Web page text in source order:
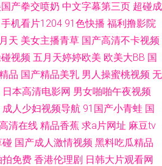
频网新网站 老司机午福利 91视频在线观看免
字幕人妻精品一区 欧美视频在线观看免费 91
黄站 九一视频在线视频 激情图区亚洲欧美日
都是精品19 91AV大香蕉在线视频 成人sss网
約啪 男人看片网站AV 91po在线观看 福利av
产拳交喷奶 中文字幕第三页 超碰成
手机看片1204 91色快播 福利撸影院
天 美女主播青草 国产高清不卡视频
视频 五月天婷婷欧美 欧美大BB 国
品 国产精品美乳 男人操蜜桃视频 无
日本高清电影网 男女啪啪午夜视频
成人少妇视频导航 91国产小青蛙 国
清在线 精品香蕉 求a片网址 麻豆tv
碰 国产成人激情视频 黑料吃瓜精品
拍免费 香港伦理剧 日韩大片观看网